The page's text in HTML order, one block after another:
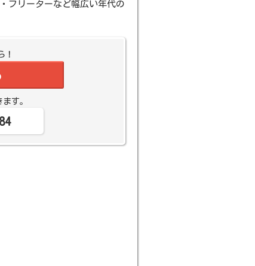
フリーターなど幅広い年代の
！
す。